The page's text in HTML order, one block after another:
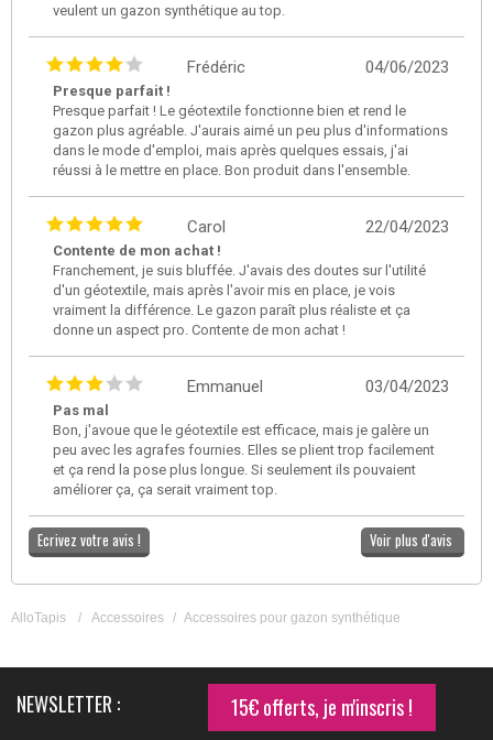
veulent un gazon synthétique au top.
04/06/2023
Frédéric
Presque parfait !
Presque parfait ! Le géotextile fonctionne bien et rend le
gazon plus agréable. J'aurais aimé un peu plus d'informations
dans le mode d'emploi, mais après quelques essais, j'ai
réussi à le mettre en place. Bon produit dans l'ensemble.
22/04/2023
Carol
Contente de mon achat !
Franchement, je suis bluffée. J'avais des doutes sur l'utilité
d'un géotextile, mais après l'avoir mis en place, je vois
vraiment la différence. Le gazon paraît plus réaliste et ça
donne un aspect pro. Contente de mon achat !
03/04/2023
Emmanuel
Pas mal
Bon, j'avoue que le géotextile est efficace, mais je galère un
peu avec les agrafes fournies. Elles se plient trop facilement
et ça rend la pose plus longue. Si seulement ils pouvaient
améliorer ça, ça serait vraiment top.
Ecrivez votre avis ! Voir plus d'avis
AlloTapis / Accessoires / Accessoires pour gazon synthétique
NEWSLETTER : 15€ offerts, je m'inscris !